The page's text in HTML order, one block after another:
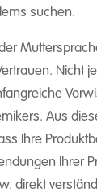
suchen.
Nicht
Aus
Ihre
Ihrer
direkt